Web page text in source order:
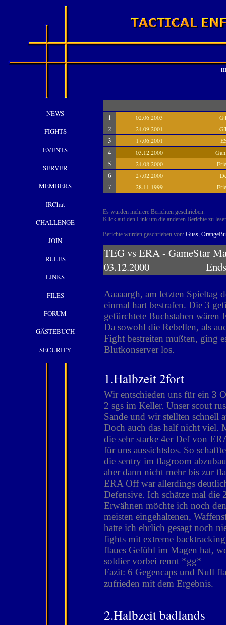
NEWS
FIGHTS
EVENTS
SERVER
MEMBERS
IRChat
CHALLENGE
JOIN
RULES
LINKS
FILES
FORUM
GÄSTEBUCH
SECURITY
1 02.06.2003
2 24.09.2001
3 17.06.2001
4 03.12.2000
5 24.08.2000
6 27.02.2000
7 28.11.1999
Es wurden mehrere Berichten geschrieben.
Klick auf den Link um die anderen Berichte zu
Berichte wurden geschrieben von: Guss,
TEG vs ERA - GameStar
03.12.2000
Aaaaargh, am letzten Spieltag
einmal hart bestrafen. Die 3
gefürchtete Buchstaben
Da sowohl die Rebellen, als
Fight bestreiten mußten, ging
Blutkonserver los.
1.Halbzeit 2fort
Wir entschieden uns für ein 3
2 sgs im Keller. Unser scout
Sande und wir stellten schnell
Doch auch das half nicht viel.
die sehr starke 4er Def von
für uns aussichtslos. So
die sentry im flagroom
aber dann nicht mehr bis zur
ERA Off war allerdings
Defensive. Ich schätze mal
Erwähnen möchte ich noch
meisten eingehaltenen,
hatte ich ehrlich gesagt noch
fights mit extreme
flaues Gefühl im Magen hat,
soldier vorbei rennt *gg*
Fazit: 6 Gegencaps und Null
zufrieden mit dem Ergebnis.
2.Halbzeit badlands